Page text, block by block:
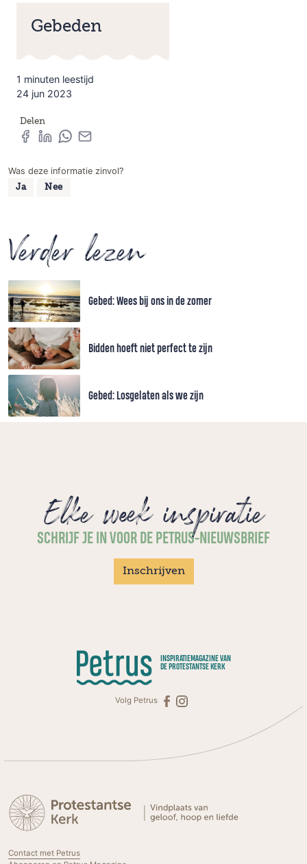
Gebeden
1 minuten leestijd
24 jun 2023
Delen
Was deze informatie zinvol?
Ja Nee
Verder lezen
Gebed: Wees bij ons in de zomer
Bidden hoeft niet perfect te zijn
Gebed: Losgelaten als we zijn
Elke week inspiratie
SCHRIJF JE IN VOOR DE PETRUS-NIEUWSBRIEF
Inschrijven
INSPIRATIEMAGAZINE VAN
DE PROTESTANTSE KERK
Volg Petrus
Contact met Petrus